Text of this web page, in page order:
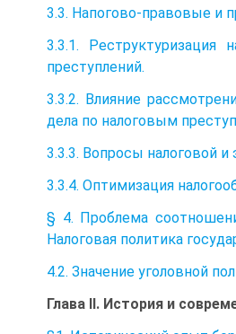
3.3. Напогово-правовые и
3.3.1. Реструктуризация
преступлений.
3.3.2. Влияние
дела по налоговым
3.3.3. Вопросы налоговой
3.3.4. Оптимизация
§ 4. Проблема
Налоговая политика
4.2. Значение уголовной
Глава II. История и